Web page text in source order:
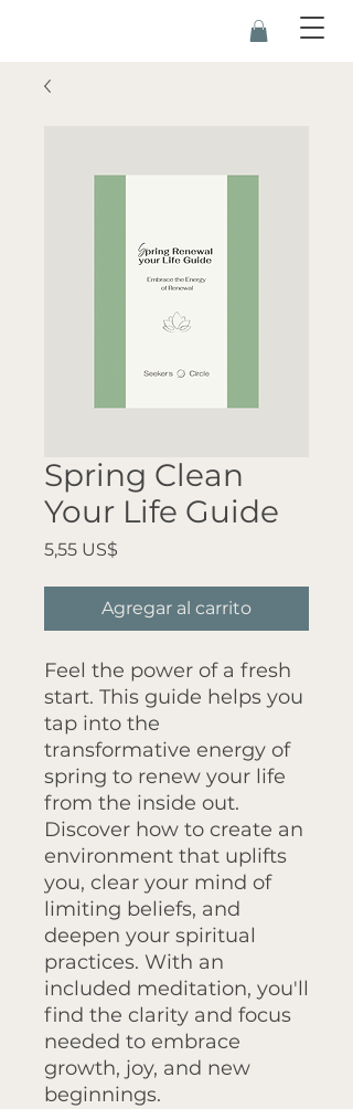
Spring Clean
Your Life Guide
5,55 US$
Agregar al carrito
Feel the power of a fresh
start. This guide helps you
tap into the
transformative energy of
spring to renew your life
from the inside out.
Discover how to create an
environment that uplifts
you, clear your mind of
limiting beliefs, and
deepen your spiritual
practices. With an
included meditation, you'll
find the clarity and focus
needed to embrace
growth, joy, and new
beginnings.